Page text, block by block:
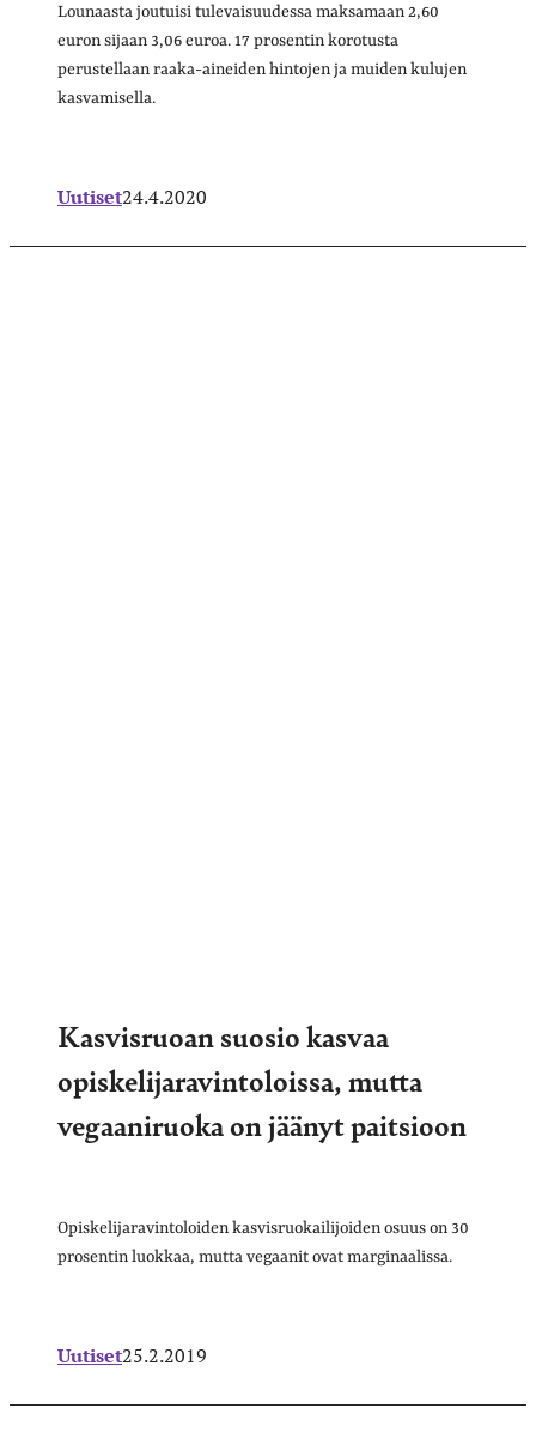
Lounaasta joutuisi tulevaisuudessa maksamaan 2,60
euron sijaan 3,06 euroa. 17 prosentin korotusta
perustellaan raaka-aineiden hintojen ja muiden kulujen
kasvamisella.
Uutiset24.4.2020
Kasvisruoan suosio kasvaa
opiskelijaravintoloissa, mutta
vegaaniruoka on jäänyt paitsioon
Opiskelijaravintoloiden kasvisruokailijoiden osuus on 30
prosentin luokkaa, mutta vegaanit ovat marginaalissa.
Uutiset25.2.2019